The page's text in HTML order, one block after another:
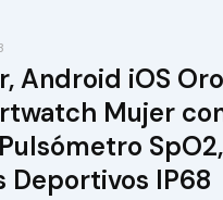
Android iOS
Mujer
Deportivos IP68